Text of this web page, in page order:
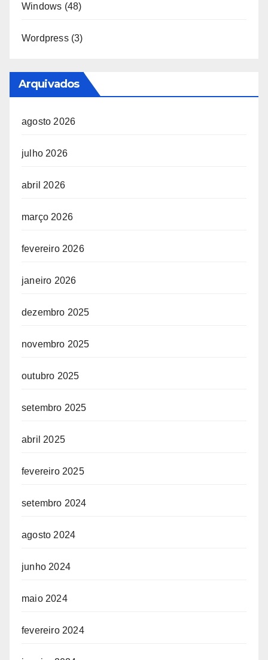
Windows (48)
Wordpress(3)
Arquivados
agosto 2026
julho 2026
abril 2026
março 2026
fevereiro 2026
janeiro 2026
dezembro 2025
novembro 2025
outubro 2025
setembro 2025
abril 2025
fevereiro 2025
setembro 2024
agosto 2024
junho 2024
maio 2024
fevereiro 2024